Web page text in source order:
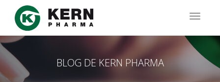
Pasar
contenido
principal
BLOG DE KERN PHARMA